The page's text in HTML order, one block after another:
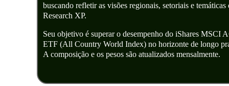
buscando refletir as visões regionais, setoriais e temáticas
Research XP.
Seu objetivo é superar o desempenho do iShares MSCI
ETF (All Country World Index) no horizonte de longo
A composição e os pesos são atualizados mensalmente.